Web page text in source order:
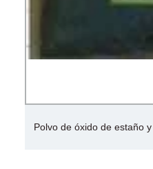
Polvo de óxido de estaño